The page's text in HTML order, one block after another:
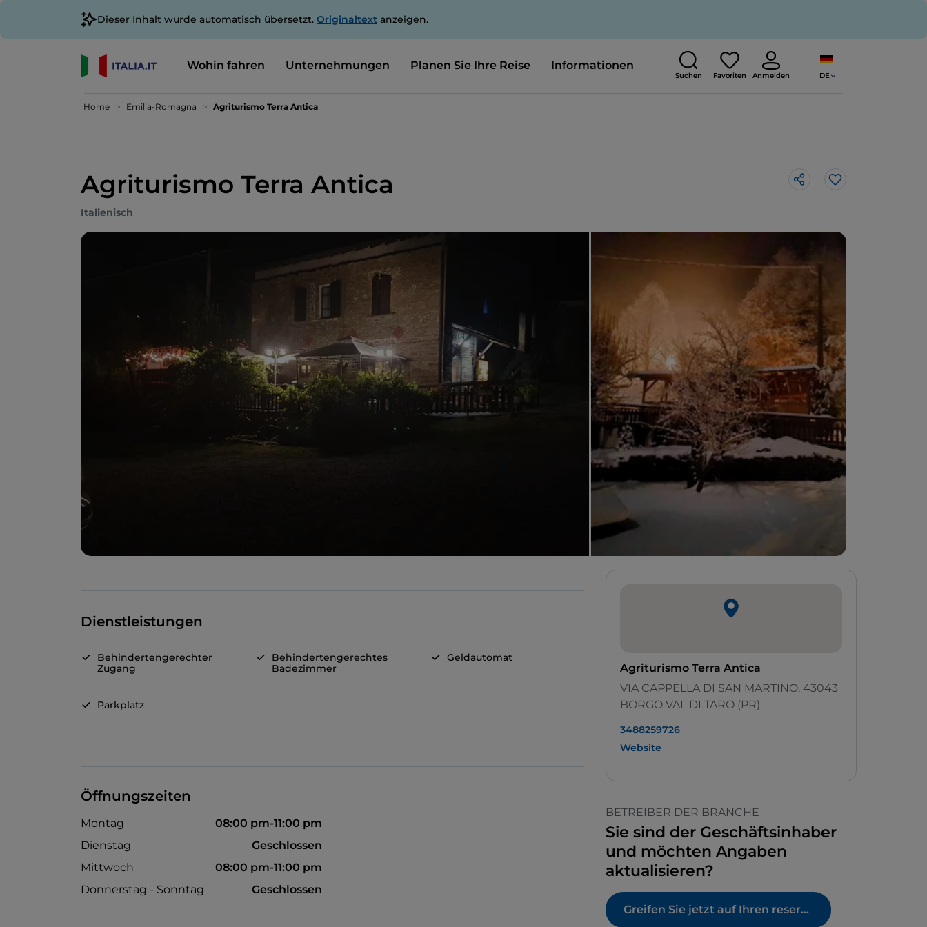
Dieser Inhalt wurde automatisch übersetzt. Originaltext anzeigen.
Wohin fahren Unternehmungen Planen Sie Ihre Reise Informationen
Suchen Favoriten Anmelden DE
Home Emilia-Romagna Agriturismo Terra Antica
Agriturismo Terra Antica Like
Italienisch
Dienstleistungen
Behindertengerechter
Zugang
Behindertengerechtes
Badezimmer
Geldautomat
Parkplatz
Öffnungszeiten
Montag
08:00 pm-11:00 pm
Dienstag
Geschlossen
Mittwoch
08:00 pm-11:00 pm
Donnerstag - Sonntag
Geschlossen
Agriturismo Terra Antica
VIA CAPPELLA DI SAN MARTINO, 43043
BORGO VAL DI TARO (PR)
3488259726
Website
BETREIBER DER BRANCHE
Sie sind der Geschäftsinhaber
und möchten Angaben
aktualisieren?
Greifen Sie jetzt auf Ihren reservierten Bereich zu